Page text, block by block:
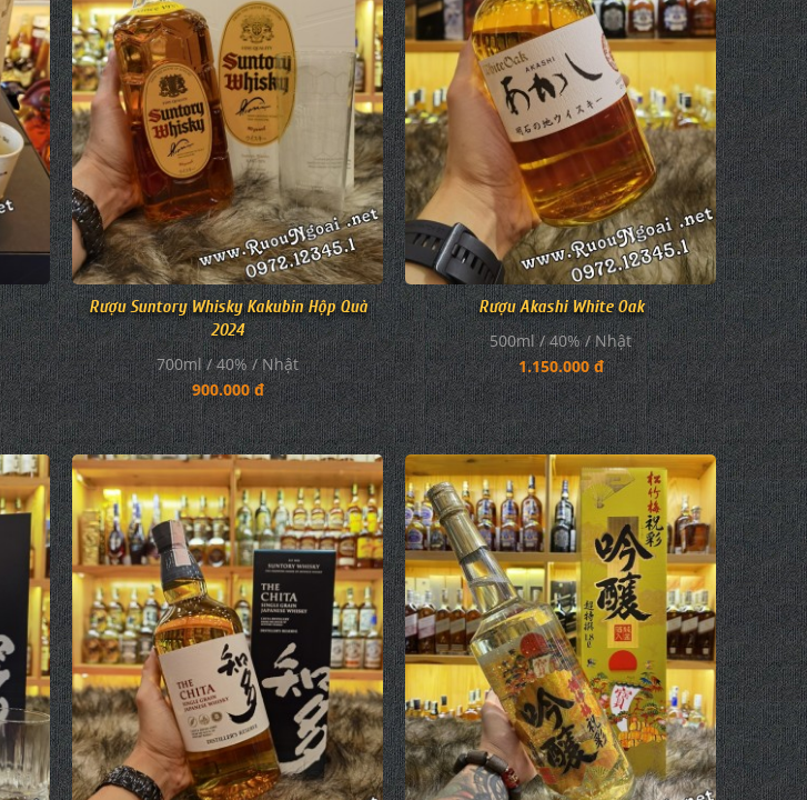
Rượu Suntory Whisky Kakubin Hộp Quà
2024
700ml / 40% / Nhật
900.000 đ
Rượu Akashi White Oak
500ml / 40% / Nhật
1.150.000 đ